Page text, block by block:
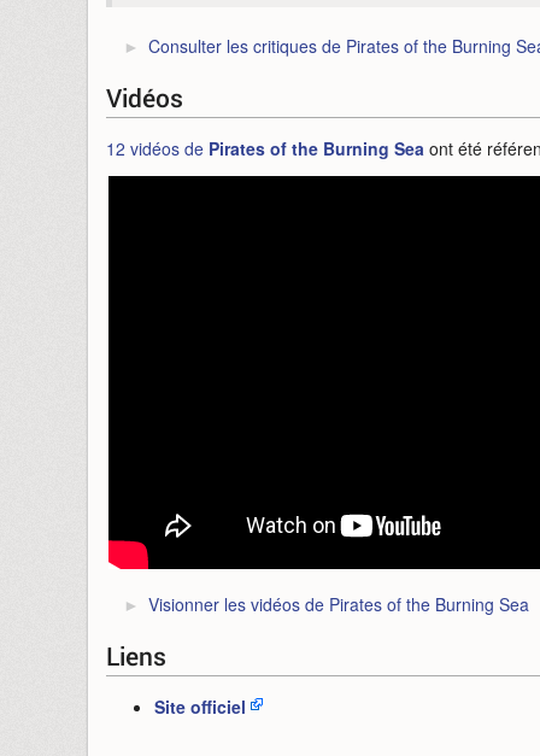
Consulter les critiques de Pirates of the Burning
Vidéos
12 vidéos de Pirates of the Burning Sea ont été
Visionner les vidéos de Pirates of the Burning Sea
Liens
Site officiel